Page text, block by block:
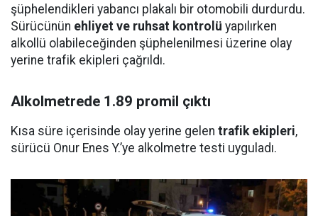
şüphelendikleri yabancı plakalı bir otomobili durdurdu.
Sürücünün ehliyet ve ruhsat kontrolü yapılırken
alkollü olabileceğinden şüphelenilmesi üzerine olay
yerine trafik ekipleri çağrıldı.
Alkolmetrede 1.89 promil çıktı
Kısa süre içerisinde olay yerine gelen trafik ekipleri,
sürücü Onur Enes Y.’ye alkolmetre testi uyguladı.